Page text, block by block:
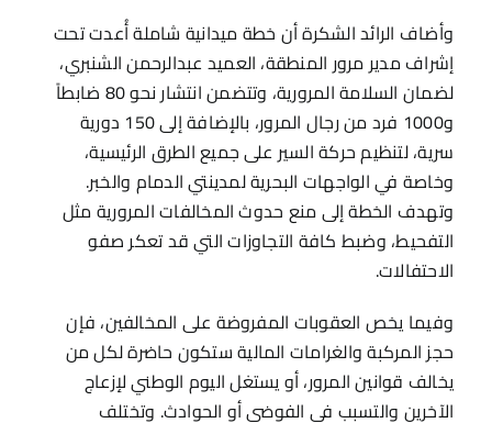
وأضاف الرائد الشكرة أن خطة ميدانية شاملة أُعدت تحت
إشراف مدير مرور المنطقة، العميد عبدالرحمن الشنبري،
لضمان السلامة المرورية، وتتضمن انتشار نحو 80 ضابطاً
و1000 فرد من رجال المرور، بالإضافة إلى 150 دورية
سرية، لتنظيم حركة السير على جميع الطرق الرئيسية،
وخاصة في الواجهات البحرية لمدينتي الدمام والخبر.
وتهدف الخطة إلى منع حدوث المخالفات المرورية مثل
التفحيط، وضبط كافة التجاوزات التي قد تعكر صفو
الاحتفالات.
وفيما يخص العقوبات المفروضة على المخالفين، فإن
حجز المركبة والغرامات المالية ستكون حاضرة لكل من
يخالف قوانين المرور، أو يستغل اليوم الوطني لإزعاج
الآخرين والتسبب في الفوضى أو الحوادث. وتختلف